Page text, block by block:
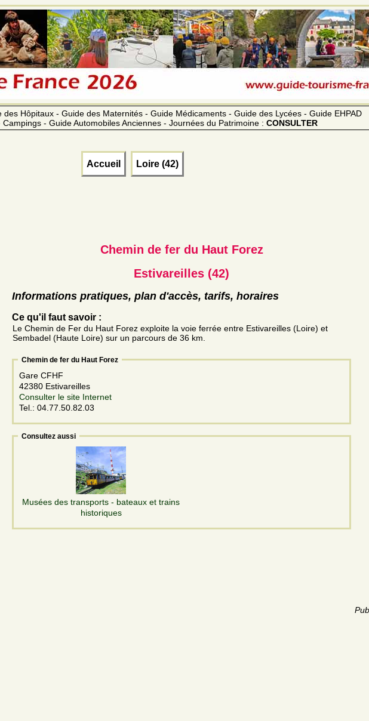
Hôpitaux - Guide des Maternités - Guide Médicaments - Guide des Lycées - Guide EHPAD
- Guide Automobiles Anciennes - Journées du Patrimoine : CONSULTER
Accueil Loire (42)
Chemin de fer du Haut Forez
Estivareilles (42)
Informations pratiques, plan d'accès, tarifs, horaires
Ce qu'il faut savoir :
Le Chemin de Fer du Haut Forez exploite la voie ferrée entre Estivareilles (Loire) et
Sembadel (Haute Loire) sur un parcours de 36 km.
Chemin de fer du Haut Forez
Gare CFHF
42380 Estivareilles
Consulter le site Internet
Tel.: 04.77.50.82.03
Consultez aussi
Musées des transports - bateaux et trains
historiques